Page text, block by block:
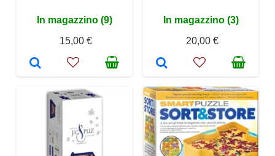
In magazzino (9)
15,00 €
In magazzino (3)
20,00 €